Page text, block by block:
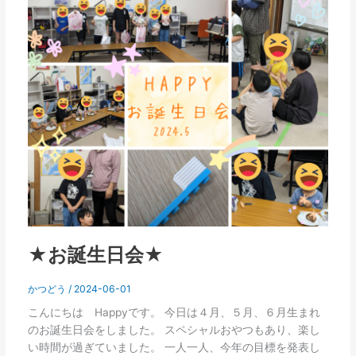
★お誕生日会★
かつどう / 2024-06-01
こんにちは Happyです。 今日は４月、５月、６月生まれ
のお誕生日会をしました。 スペシャルおやつもあり、楽し
い時間が過ぎていました。 一人一人、今年の目標を発表し
お
誕
生
日
会
★